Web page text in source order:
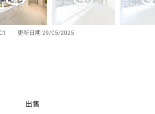
更新日期 29/05/2025
出售